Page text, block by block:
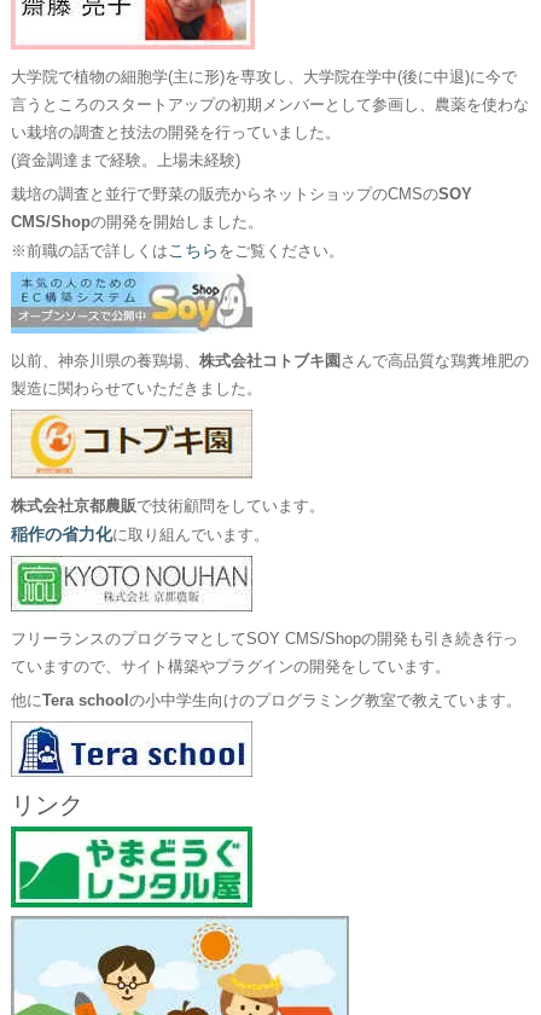
大学院で植物の細胞学(主に形)を専攻し、大学院在学中(後に中退)に今で
言うところのスタートアップの初期メンバーとして参画し、農薬を使わな
い栽培の調査と技法の開発を行っていました。
(資金調達まで経験。上場未経験)
栽培の調査と並行で野菜の販売からネットショップのCMSのSOY
CMS/Shopの開発を開始しました。
※前職の話で詳しくはこちら をご覧ください。
以前、神奈川県の養鶏場、 株式会社コトブキ園 さんで高品質な鶏糞堆肥の
製造に関わらせていただきました。
株式会社京都農販で技術顧問をしています。
稲作の省力化に取り組んでいます。
フリーランスのプログラマとしてSOY CMS/Shopの開発も引き続き行っ
ていますので、サイト構築やプラグインの開発をしています。
他にTera school の小中学生向けのプログラミング教室で教えています。
リンク